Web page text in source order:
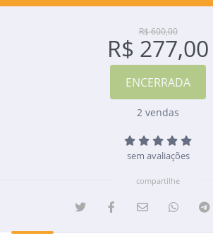
R$ 600,00
R$ 277,00
2 vendas
sem avaliações
compartilhe